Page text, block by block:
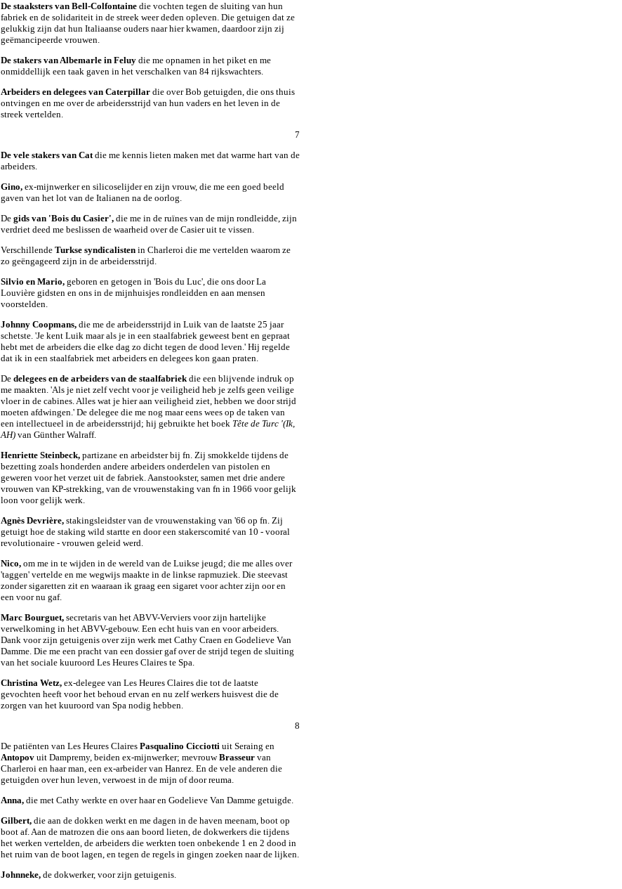
De staaksters van Bell-Colfontaine die vochten tegen de sluiting van hun
fabriek en de solidariteit in de streek weer deden opleven. Die getuigen dat ze
gelukkig zijn dat hun Italiaanse ouders naar hier kwamen, daardoor zijn zij
geëmancipeerde vrouwen.
De stakers van Albemarle in Feluy die me opnamen in het piket en me
onmiddellijk een taak gaven in het verschalken van 84 rijkswachters.
Arbeiders en delegees van Caterpillar die over Bob getuigden, die ons thuis
ontvingen en me over de arbeidersstrijd van hun vaders en het leven in de
streek vertelden.
7
De vele stakers van Catdie me kennis lieten maken met dat warme hart van de
arbeiders.
Gino, ex-mijnwerker en silicoselijder en zijn vrouw, die me een goed beeld
gaven van het lot van de Italianen na de oorlog.
De gids van 'Bois du Casier', die me in de ruïnes van de mijn rondleidde, zijn
verdriet deed me beslissen de waarheid over de Casier uit te vissen.
Verschillende Turkse syndicalisten in Charleroi die me vertelden waarom ze
zo geëngageerd zijn in de arbeidersstrijd.
Silvio en Mario, geboren en getogen in 'Bois du Luc', die ons door La
Louvière gidsten en ons in de mijnhuisjes rondleidden en aan mensen
voorstelden.
Johnny Coopmans, die me de arbeidersstrijd in Luik van de laatste 25 jaar
schetste. 'Je kent Luik maar als je in een staalfabriek geweest bent en gepraat
hebt met de arbeiders die elke dag zo dicht tegen de dood leven.' Hij regelde
dat ik in een staalfabriek met arbeiders en delegees kon gaan praten.
De delegees en de arbeiders van de staalfabriekdie een blijvende indruk op
me maakten. 'Als je niet zelf vecht voor je veiligheid heb je zelfs geen veilige
vloer in de cabines. Alles wat je hier aan veiligheid ziet, hebben we door strijd
moeten afdwingen.' De delegee die me nog maar eens wees op de taken van
een intellectueel in de arbeidersstrijd; hij gebruikte het boek Tête de Turc '(Ik,
AH) van Günther Walraff.
Henriette Steinbeck, partizane en arbeidster bij fn. Zij smokkelde tijdens de
bezetting zoals honderden andere arbeiders onderdelen van pistolen en
geweren voor het verzet uit de fabriek. Aanstookster, samen met drie andere
vrouwen van KP-strekking, van de vrouwenstaking van fn in 1966 voor gelijk
loon voor gelijk werk.
Agnès Devrière, stakingsleidster van de vrouwenstaking van '66 op fn. Zij
getuigt hoe de staking wild startte en door een stakerscomité van 10 - vooral
revolutionaire - vrouwen geleid werd.
Nico, om me in te wijden in de wereld van de Luikse jeugd; die me alles over
'taggen' vertelde en me wegwijs maakte in de linkse rapmuziek. Die steevast
zonder sigaretten zit en waaraan ik graag een sigaret voor achter zijn oor en
een voor nu gaf.
Marc Bourguet, secretaris van het ABVV-Verviers voor zijn hartelijke
verwelkoming in het ABVV-gebouw. Een echt huis van en voor arbeiders.
Dank voor zijn getuigenis over zijn werk met Cathy Craen en Godelieve Van
Damme. Die me een pracht van een dossier gaf over de strijd tegen de sluiting
van het sociale kuuroord Les Heures Claires te Spa.
Christina Wetz, ex-delegee van Les Heures Claires die tot de laatste
gevochten heeft voor het behoud ervan en nu zelf werkers huisvest die de
zorgen van het kuuroord van Spa nodig hebben.
8
De patiënten van Les Heures Claires Pasqualino Cicciotti uit Seraing en
Antopov uit Dampremy, beiden ex-mijnwerker; mevrouwBrasseur van
Charleroi en haar man, een ex-arbeider van Hanrez. En de vele anderen die
getuigden over hun leven, verwoest in de mijn of door reuma.
Anna, die met Cathy werkte en over haar en Godelieve Van Damme getuigde.
Gilbert, die aan de dokken werkt en me dagen in de haven meenam, boot op
boot af. Aan de matrozen die ons aan boord lieten, de dokwerkers die tijdens
het werken vertelden, de arbeiders die werkten toen onbekende 1 en 2 dood in
het ruim van de boot lagen, en tegen de regels in gingen zoeken naar de lijken.
Johnneke, de dokwerker, voor zijn getuigenis.